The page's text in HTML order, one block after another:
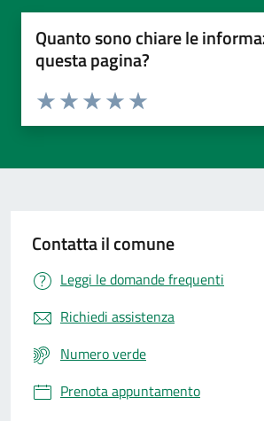
Quanto sono chiare le
questa pagina?
Valuta da 1 a 5 stelle la pagina
Valuta 5 stelle su 5
Valuta 4 stelle su 5
Valuta 3 stelle su 5
Valuta 2 stelle su 5
Valuta 1 stelle su 5
Contatta il comune
Leggi le domande frequenti
Richiedi assistenza
Numero verde
Prenota appuntamento